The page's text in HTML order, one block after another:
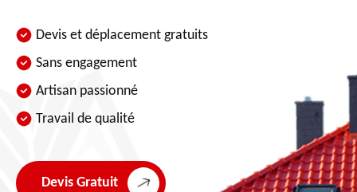
Devis et déplacement gratuits
Sans engagement
Artisan passionné
Travail de qualité
Devis Gratuit